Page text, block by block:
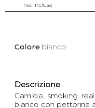
iva inclusa
Colore bianco
Descrizione
Camicia smoking
bianco con pettorina